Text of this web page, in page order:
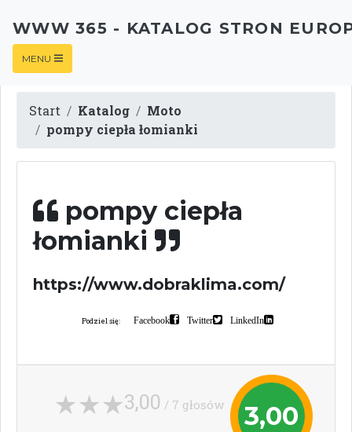
WWW 365 - KATALOG STRON
MENU
Start Katalog
Moto
pompy ciepła łomianki
pompy ciepła
łomianki
https://www.dobraklima.com/
Podziel się: Facebook Twitter LinkedIn
3,00
3,00 / 7 głosów